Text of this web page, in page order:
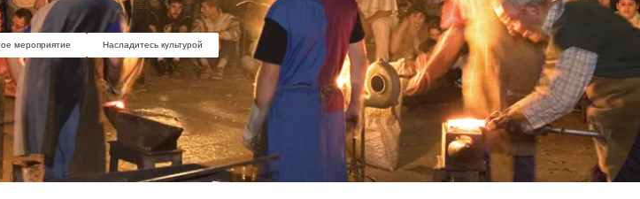
мероприятие Насладитесь культурой